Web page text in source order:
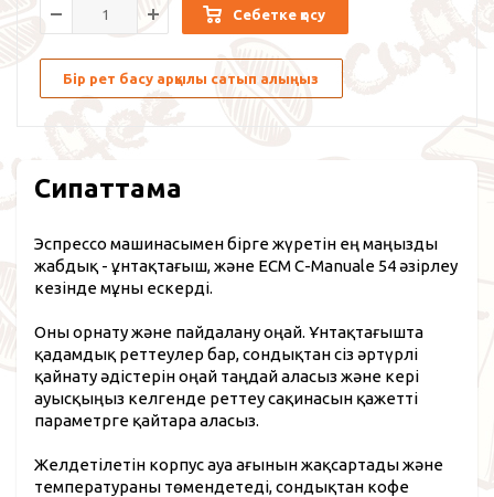
Себетке қосу
Бір рет басу арқылы сатып алыңыз
Сипаттама
Эспрессо машинасымен бірге жүретін ең маңызды
жабдық - ұнтақтағыш, және ECM C-Manuale 54 әзірлеу
кезінде мұны ескерді.
Оны орнату және пайдалану оңай. Ұнтақтағышта
қадамдық реттеулер бар, сондықтан сіз әртүрлі
қайнату әдістерін оңай таңдай аласыз және кері
ауысқыңыз келгенде реттеу сақинасын қажетті
параметрге қайтара аласыз.
Желдетілетін корпус ауа ағынын жақсартады және
температураны төмендетеді, сондықтан кофе